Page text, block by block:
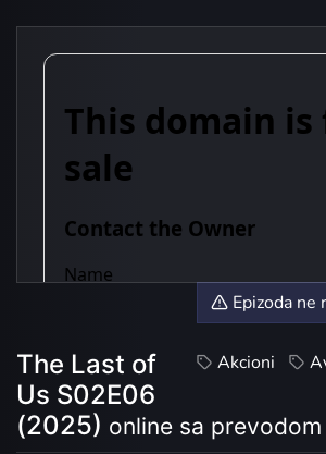
Epizoda ne
Akcioni
The Last of
Us S02E06
(2025) online sa prevodom